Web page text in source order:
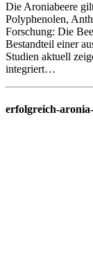
Die Aroniabeere
Polyphenolen,
Forschung: Die
Bestandteil einer
Studien aktuell
integriert…
erfolgreich-